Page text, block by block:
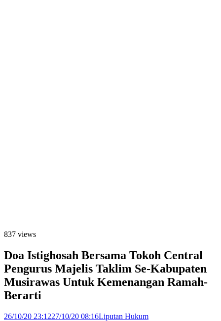
837 views
Doa Istighosah Bersama Tokoh Central
Pengurus Majelis Taklim Se-Kabupaten
Musirawas Untuk Kemenangan Ramah-
Berarti
26/10/20 23:1227/10/20 08:16Liputan Hukum